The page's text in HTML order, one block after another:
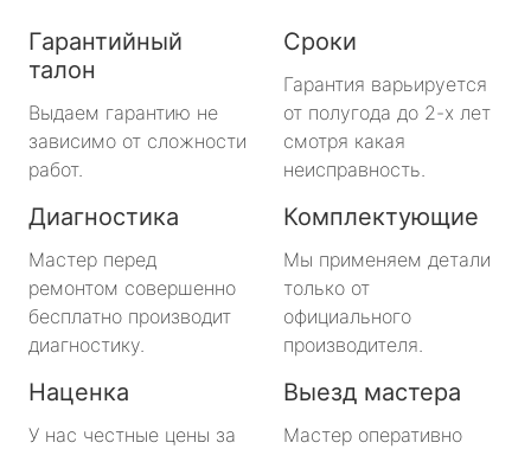
Гарантийный
талон
Выдаем гарантию не
зависимо от сложности
работ.
Сроки
Гарантия варьируется
от полугода до 2-х лет
смотря какая
неисправность.
Диагностика
Мастер перед
ремонтом совершенно
бесплатно производит
диагностику.
Комплектующие
Мы применяем детали
только от
официального
производителя.
Наценка
У нас честные цены за
Выезд мастера
Мастер оперативно